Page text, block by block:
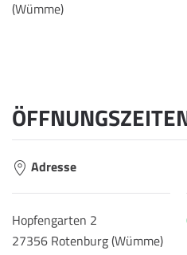
(Wümme)
Adresse
Hopfengarten 2
27356 Rotenburg (Wümme)